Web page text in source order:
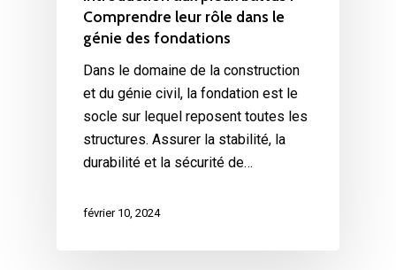
Comprendre leur rôle dans le
génie des fondations
Dans le domaine de la construction
et du génie civil, la fondation est le
socle sur lequel reposent toutes les
structures. Assurer la stabilité, la
durabilité et la sécurité de…
février 10, 2024